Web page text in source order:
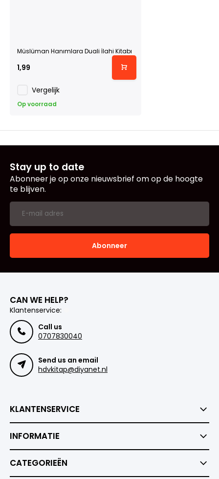
Müslüman Hanımlara Duali İlahi Kitabı
1,99
Vergelijk
Op voorraad
Stay up to date
Abonneer je op onze nieuwsbrief om op de hoogte
te blijven.
Abonneer
CAN WE HELP?
Klantenservice:
Call us
0707830040
Send us an email
hdvkitap@diyanet.nl
KLANTENSERVICE
INFORMATIE
CATEGORIEËN